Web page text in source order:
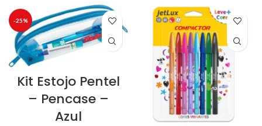
-25%
Kit Estojo Pentel
– Pencase –
Azul